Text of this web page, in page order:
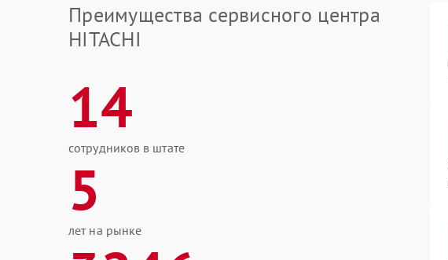
Преимущества сервисного центра
HITACHI
14
сотрудников в штате
5
лет на рынке